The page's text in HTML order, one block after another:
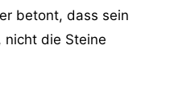
betont, dass sein
nicht die Steine